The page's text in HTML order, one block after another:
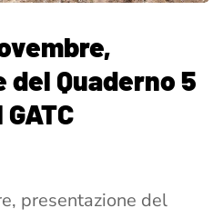
Quaderno 5
presentazione del